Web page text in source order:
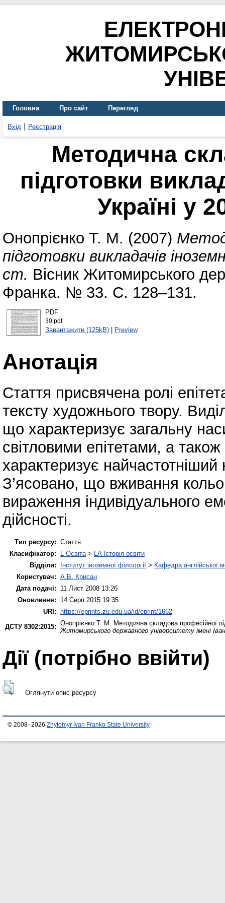
Головна Про сайт Перегляд
Вхід Реєстрація
Методична
підготовки
Україні у
Онопрієнко Т. М. (2007)
підготовки викладачів
ст. Вісник Житомирського
Франка. № 33. С. 128–131.
PDF
30.pdf
Завантажити (125kB)| Preview
Анотація
Стаття присвячена ролі
тексту художнього твору.
що характеризує загальну
світловими епітетами, а
характеризує найчастотніший
З’ясовано, що вживання
вираження індивідуального
дійсності.
Тип ресурсу: Стаття
Класифікатор:
L Освіта > LA Історія освіти
Відділи:
Інститут іноземної філології > Кафедра англійської
Користувач: А.В. Крисан
Дата подачі:
11 Лист 2008 13:26
Оновлення:
14 Серп 2015 19:35
URI: https://eprints.zu.edu.ua/id/eprint/1662
ДСТУ 8302:2015: Онопрієнко Т. М.
Методична складова професійної
Житомирського державного університету імені
Дії ​​(потрібно ввійти)
Оглянути опис ресурсу
© 2008–2026 Zhytomyr Ivan Franko State University